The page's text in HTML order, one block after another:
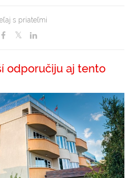
s priateľmi
odporučiju aj tento